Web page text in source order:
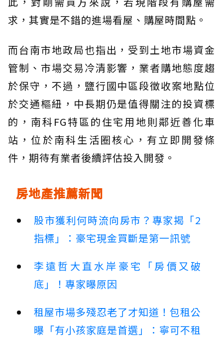
求，其實是不錯的進場看屋、購屋時間點。
而台南市地政局也指出，受到土地市場資金
管制、市場交易冷清影響，業者購地態度趨
於保守，不過，鹽行國中區段徵收案地點位
於交通樞紐，中長期仍是值得關注的投資標
的，南科FG特區的住宅用地則鄰近善化車
站，位於南科生活圈核心，有立即開發條
件，期待有業者後續評估投入開發。
房地產推薦新聞
股市獲利何時流向房市？專家揭「2
指標」：豪宅現金買斷是第一訊號
李遠哲大直水岸豪宅「房價又破
底」！專家曝原因
租屋市場多殘忍老了才知道！包租公
曝「有小孩家庭是首選」：寧可不租